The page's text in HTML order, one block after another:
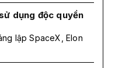
dụng độc quyền
lập SpaceX, Elon